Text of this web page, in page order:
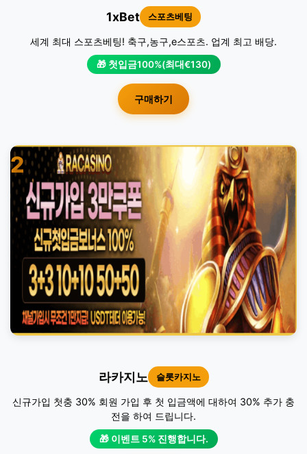
1xBet 스포츠베팅
세계 최대 스포츠베팅! 축구,농구,e스포츠. 업계 최고 배당.
🎁 첫입금100%(최대€130)
구매하기
2
라카지노 슬롯카지노
신규가입 첫충 30% 회원 가입 후 첫 입금액에 대하여 30% 추가 충
전을 하여 드립니다.
🎁 이벤트 5% 진행합니다.